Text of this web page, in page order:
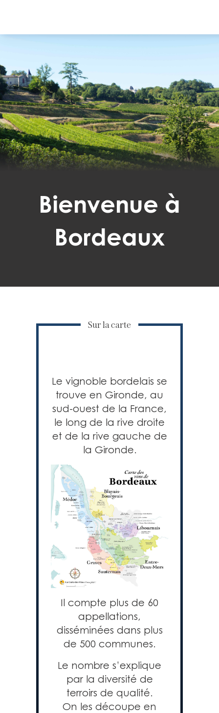
Bienvenue à
Bordeaux
Sur la carte
Le vignoble bordelais se
trouve en Gironde, au
sud-ouest de la France,
le long de la rive droite
et de la rive gauche de
la Gironde.
Il compte plus de 60
appellations,
disséminées dans plus
de 500 communes.
Le nombre s’explique
par la diversité de
terroirs de qualité.
On les découpe en